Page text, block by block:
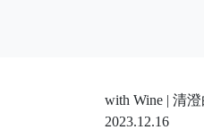
with Wine | 清
2023.12.16